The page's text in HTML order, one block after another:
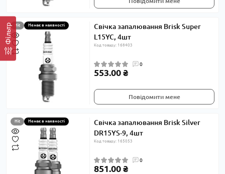
Фільтр Hit Немає в наявності
Свічка запалювання Brisk Super
L15YC, 4шт
Код товару: 168403
0
553.00 ₴
Повідомити мене
Hit Немає в наявності
Свічка запалювання Brisk Silver
DR15YS-9, 4шт
Код товару: 165053
0
851.00 ₴